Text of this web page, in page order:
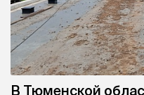
В Тюменской